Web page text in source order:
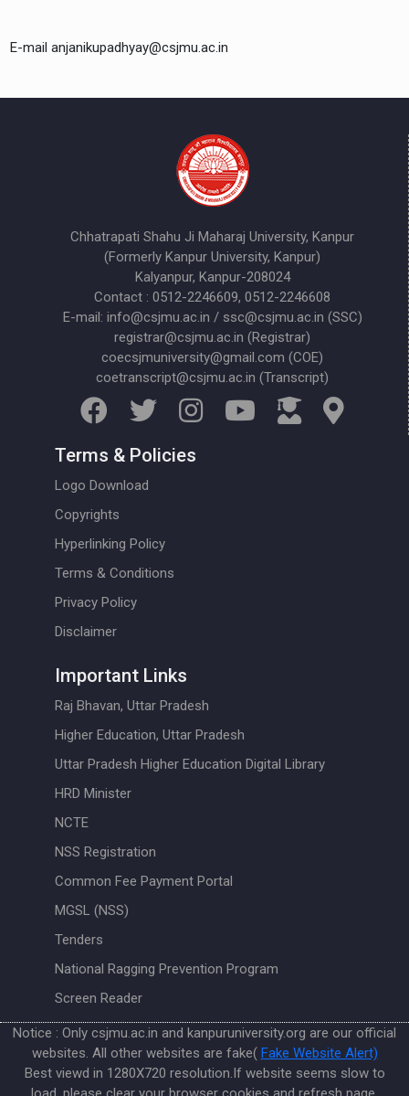
E-mail anjanikupadhyay@csjmu.ac.in
Chhatrapati Shahu Ji Maharaj University, Kanpur
(Formerly Kanpur University, Kanpur)
Kalyanpur, Kanpur-208024
Contact : 0512-2246609, 0512-2246608
E-mail: info@csjmu.ac.in / ssc@csjmu.ac.in (SSC)
registrar@csjmu.ac.in (Registrar)
coecsjmuniversity@gmail.com (COE)
coetranscript@csjmu.ac.in (Transcript)
Terms & Policies
Logo Download
Copyrights
Hyperlinking Policy
Terms & Conditions
Privacy Policy
Disclaimer
Important Links
Raj Bhavan, Uttar Pradesh
Higher Education, Uttar Pradesh
Uttar Pradesh Higher Education Digital Library
HRD Minister
NCTE
NSS Registration
Common Fee Payment Portal
MGSL (NSS)
Tenders
National Ragging Prevention Program
Screen Reader
Notice : Only csjmu.ac.in and kanpuruniversity.org are our official
websites. All other websites are fake( Fake Website Alert)
Best viewd in 1280X720 resolution.If website seems slow to